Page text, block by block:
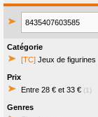
Catégorie
[TC] Jeux de figurines
Prix
Entre 28 € et 33 € (1)
Genres